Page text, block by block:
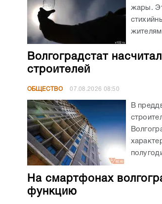
жары.
Волгоградстат
строителей
ОБЩЕСТВО 07.08.2026 08:50
В
На смартфонах
функцию